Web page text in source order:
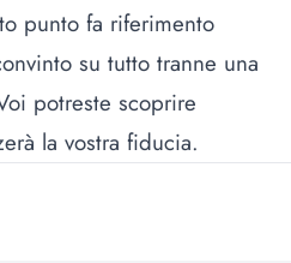
punto fa riferimento
su tutto tranne una
potreste scoprire
la vostra fiducia.